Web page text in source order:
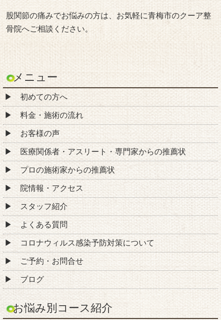
股関節の痛みでお悩みの方は、お気軽に青梅市のクーア整
骨院へご相談ください。
メニュー
初めての方へ
料金・施術の流れ
お客様の声
医療関係者・アスリート・専門家からの推薦状
プロの施術家からの推薦状
院情報・アクセス
スタッフ紹介
よくある質問
コロナウィルス感染予防対策について
ご予約・お問合せ
ブログ
お悩み別コース紹介